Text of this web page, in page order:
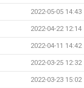
2022-05-05 14:43
2022-04-22 12:14
2022-04-11 14:42
2022-03-25 12:32
2022-03-23 15:02